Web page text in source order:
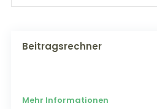
Beitragsrechner
Mehr Informationen